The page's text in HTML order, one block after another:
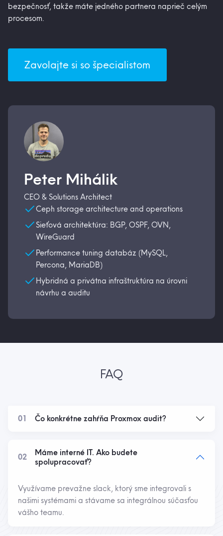
bezpečnosť, takže máte jedného partnera naprieč celým
procesom.
Zavolajte si so špecialistom
Peter Mihálik
CEO & Solutions Architect
Ceph storage architecture and operations
Sieťová architektúra: BGP, OSPF, OVN,
WireGuard
Performance tuning databáz (MySQL,
Percona, MariaDB)
Hybridná a privátna infraštruktúra na úrovni
návrhu a auditu
FAQ
01 Čo konkrétne zahŕňa Proxmox audit?
02
Máme interné IT. Ako budete
spolupracovať?
Využívame prevažne slack, ktorý sme integrovali s
našimi systémami a stávame sa integrálnou súčasťou
vášho teamu.